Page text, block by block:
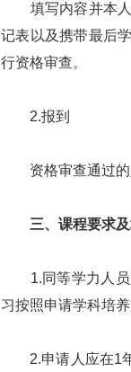
填写内容并本人
记表以及携带最后
行资格审查。
2.报到
资格审查通过的
三、课程要求及
1.同等学力人员
习按照申请学科培养
2.申请人应在1年